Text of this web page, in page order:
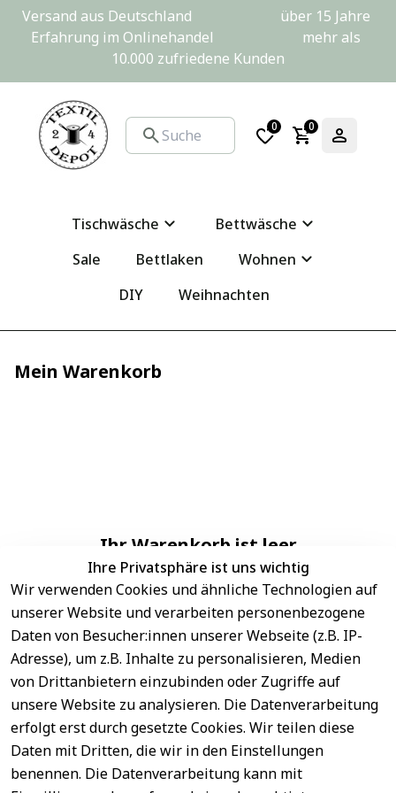
Versand aus Deutschland                         über 15 Jahre
Erfahrung im Onlinehandel                         mehr als
10.000 zufriedene Kunden
0 0
Tischwäsche
Bettwäsche
Sale
Bettlaken
Wohnen
DIY
Weihnachten
Mein Warenkorb
Ihr Warenkorb ist leer
Ihre Privatsphäre ist uns wichtig
Wir verwenden Cookies und ähnliche Technologien auf
unserer Website und verarbeiten personenbezogene
Daten von Besucher:innen unserer Webseite (z.B. IP-
Adresse), um z.B. Inhalte zu personalisieren, Medien
von Drittanbietern einzubinden oder Zugriffe auf
unsere Website zu analysieren. Die Datenverarbeitung
erfolgt erst durch gesetzte Cookies. Wir teilen diese
Daten mit Dritten, die wir in den Einstellungen
benennen. Die Datenverarbeitung kann mit